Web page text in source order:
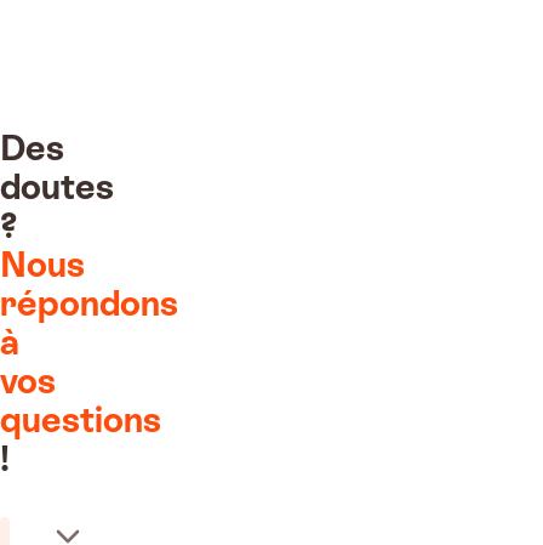
reçu !
traitent votre
Des
doutes
?
Nous
répondons
à
vos
questions
!